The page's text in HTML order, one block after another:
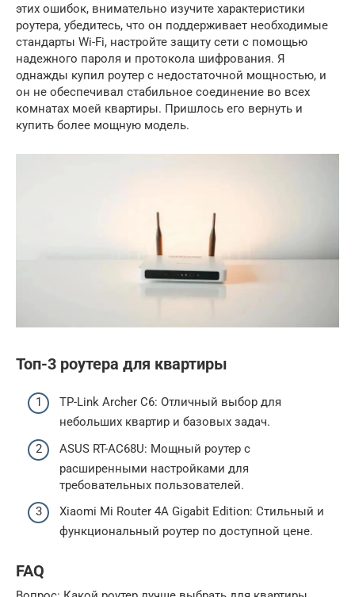
этих ошибок, внимательно изучите характеристики
роутера, убедитесь, что он поддерживает необходимые
стандарты Wi-Fi, настройте защиту сети с помощью
надежного пароля и протокола шифрования. Я
однажды купил роутер с недостаточной мощностью, и
он не обеспечивал стабильное соединение во всех
комнатах моей квартиры. Пришлось его вернуть и
купить более мощную модель.
Топ-3 роутера для квартиры
TP-Link Archer C6: Отличный выбор для
небольших квартир и базовых задач.
ASUS RT-AC68U: Мощный роутер с
расширенными настройками для
требовательных пользователей.
Xiaomi Mi Router 4A Gigabit Edition: Стильный и
функциональный роутер по доступной цене.
FAQ